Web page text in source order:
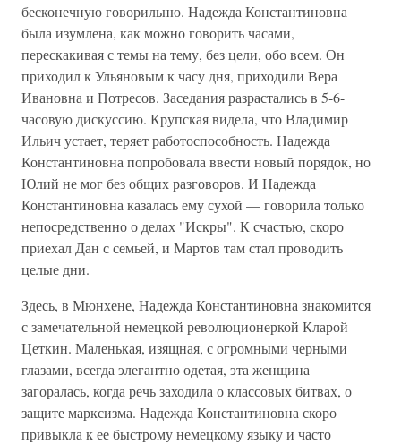
бесконечную говорильню. Надежда Константиновна
была изумлена, как можно говорить часами,
перескакивая с темы на тему, без цели, обо всем. Он
приходил к Ульяновым к часу дня, приходили Вера
Ивановна и Потресов. Заседания разрастались в 5-6-
часовую дискуссию. Крупская видела, что Владимир
Ильич устает, теряет работоспособность. Надежда
Константиновна попробовала ввести новый порядок, но
Юлий не мог без общих разговоров. И Надежда
Константиновна казалась ему сухой — говорила только
непосредственно о делах "Искры". К счастью, скоро
приехал Дан с семьей, и Мартов там стал проводить
целые дни.
Здесь, в Мюнхене, Надежда Константиновна знакомится
с замечательной немецкой революционеркой Кларой
Цеткин. Маленькая, изящная, с огромными черными
глазами, всегда элегантно одетая, эта женщина
загоралась, когда речь заходила о классовых битвах, о
защите марксизма. Надежда Константиновна скоро
привыкла к ее быстрому немецкому языку и часто